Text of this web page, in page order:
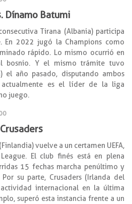
Dínamo Batumi
Tirana (Albania) participa
En 2022 jugó la Champions como
rápido. Lo mismo ocurrió en
bosnio. Y el mismo trámite tuvo
el año pasado, disputando ambos
actualmente es el líder de la liga
juego.
vuelve a un certamen UEFA,
El club finés está en plena
15 fechas marcha penúltimo y
su parte, Crusaders (Irlanda del
internacional en la última
superó esta instancia frente a un